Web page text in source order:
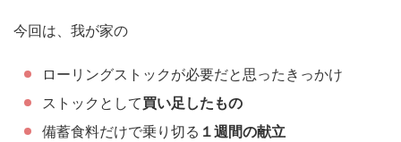
今回は、我が家の
ローリングストックが必要だと思ったきっかけ
ストックとして買い足したもの
備蓄食料だけで乗り切る １週間の献立